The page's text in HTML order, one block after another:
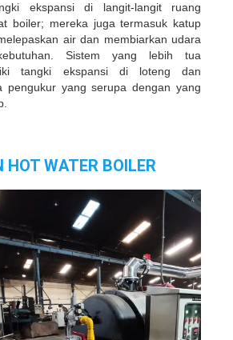
ekspansi di langit-langit ruang
boiler; mereka juga termasuk katup
air dan membiarkan udara
Sistem yang lebih tua
tangki ekspansi di loteng dan
pengukur yang serupa dengan yang
HOT WATER BOILER